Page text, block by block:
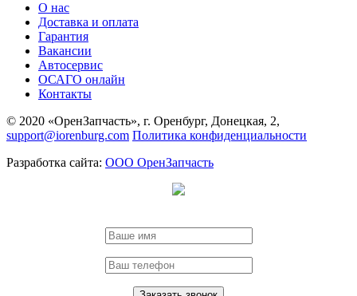
О нас
Доставка и оплата
Гарантия
Вакансии
Автосервис
ОСАГО онлайн
Контакты
© 2020 «ОренЗапчасть», г. Оренбург, Донецкая, 2,
support@iorenburg.com Политика конфиденциальности
Разработка сайта: ООО ОренЗапчасть